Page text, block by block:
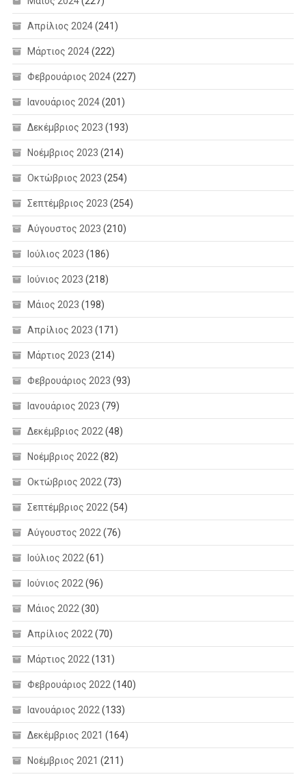
Απρίλιος 2024(241)
Μάρτιος 2024(222)
Φεβρουάριος 2024(227)
Ιανουάριος 2024(201)
Δεκέμβριος 2023 (193)
Νοέμβριος 2023 (214)
Οκτώβριος 2023 (254)
Σεπτέμβριος 2023 (254)
Αύγουστος 2023 (210)
Ιούλιος 2023 (186)
Ιούνιος 2023 (218)
Μάιος 2023 (198)
Απρίλιος 2023 (171)
Μάρτιος 2023 (214)
Φεβρουάριος 2023 (93)
Ιανουάριος 2023 (79)
Δεκέμβριος 2022 (48)
Νοέμβριος 2022 (82)
Οκτώβριος 2022 (73)
Σεπτέμβριος 2022 (54)
Αύγουστος 2022 (76)
Ιούλιος 2022 (61)
Ιούνιος 2022 (96)
Μάιος 2022 (30)
Απρίλιος 2022 (70)
Μάρτιος 2022 (131)
Φεβρουάριος 2022 (140)
Ιανουάριος 2022 (133)
Δεκέμβριος 2021 (164)
Νοέμβριος 2021 (211)